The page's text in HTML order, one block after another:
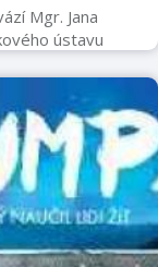
Mgr. Jana
ústavu